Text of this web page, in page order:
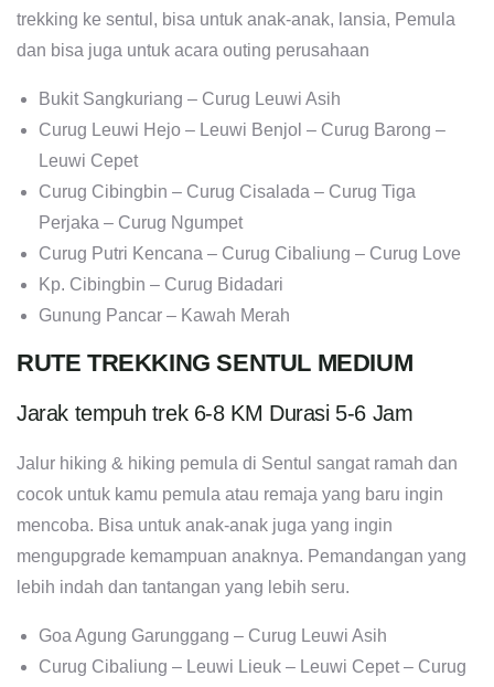
trekking ke sentul, bisa untuk anak-anak, lansia, Pemula
dan bisa juga untuk acara outing perusahaan
Bukit Sangkuriang – Curug Leuwi Asih
Curug Leuwi Hejo – Leuwi Benjol – Curug Barong –
Leuwi Cepet
Curug Cibingbin – Curug Cisalada – Curug Tiga
Perjaka – Curug Ngumpet
Curug Putri Kencana – Curug Cibaliung – Curug Love
Kp. Cibingbin – Curug Bidadari
Gunung Pancar – Kawah Merah
RUTE TREKKING SENTUL MEDIUM
Jarak tempuh trek 6-8 KM Durasi 5-6 Jam
Jalur hiking & hiking pemula di Sentul sangat ramah dan
cocok untuk kamu pemula atau remaja yang baru ingin
mencoba. Bisa untuk anak-anak juga yang ingin
mengupgrade kemampuan anaknya. Pemandangan yang
lebih indah dan tantangan yang lebih seru.
Goa Agung Garunggang – Curug Leuwi Asih
Curug Cibaliung – Leuwi Lieuk – Leuwi Cepet – Curug